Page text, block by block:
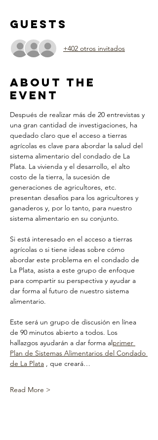
Guests
+402 otros invitados
About the
Event
Después de realizar más de 20 entrevistas y
una gran cantidad de investigaciones, ha
quedado claro que el acceso a tierras
agrícolas es clave para abordar la salud del
sistema alimentario del condado de La
Plata. La vivienda y el desarrollo, el alto
costo de la tierra, la sucesión de
generaciones de agricultores, etc.
presentan desafíos para los agricultores y
ganaderos y, por lo tanto, para nuestro
sistema alimentario en su conjunto.
Si está interesado en el acceso a tierras
agrícolas o si tiene ideas sobre cómo
abordar este problema en el condado de
La Plata, asista a este grupo de enfoque
para compartir su perspectiva y ayudar a
dar forma al futuro de nuestro sistema
alimentario.
Este será un grupo de discusión en línea
de 90 minutos abierto a todos. Los
hallazgos ayudarán a dar forma alprimer
Plan de Sistemas Alimentarios del Condado
de La Plata , que creará…
Read More >